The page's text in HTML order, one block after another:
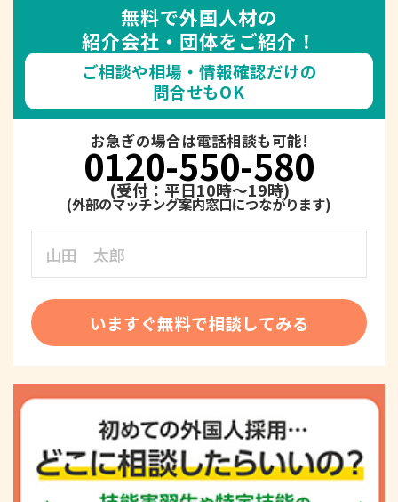
無料で外国人材の
紹介会社・団体をご紹介！
ご相談や相場・情報確認だけの
問合せもOK
お急ぎの場合は電話相談も可能!
0120-550-580
(受付：平日10時～19時)
いますぐ無料で相談してみる